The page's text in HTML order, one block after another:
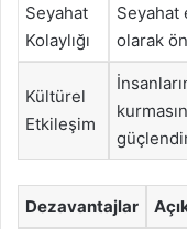
Seyahat
Kolaylığı
Seyahat
olarak
Kültürel
Etkileşim
Dezavantajlar